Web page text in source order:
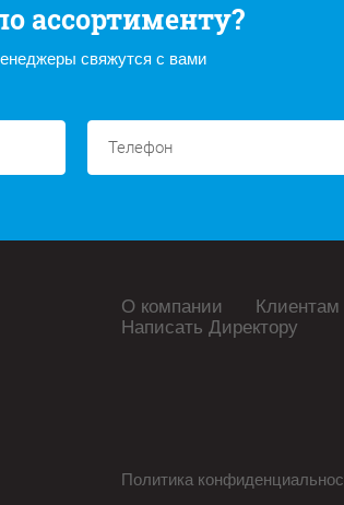
ассортименту?
свяжутся с вами
О компании Клиентам
Написать Директору
Политика